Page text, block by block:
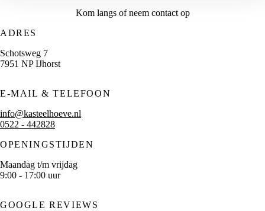
Kom langs of neem contact op
ADRES
Schotsweg 7
7951 NP IJhorst
E-MAIL & TELEFOON
info@kasteelhoeve.nl
0522 - 442828
OPENINGSTIJDEN
Maandag t/m vrijdag
9:00 - 17:00 uur
GOOGLE REVIEWS